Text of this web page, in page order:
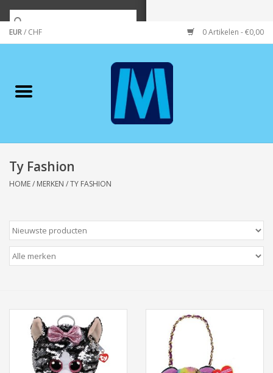
EUR/ CHF 0 Artikelen - €0,00
Merken
Wonen/koken/huishouden
Wenskaarten
Zeeuws/Streek
Boeken
Elektra
Ty Fashion
HOME/ MERKEN /TY FASHION